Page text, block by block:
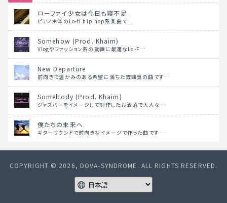
ローファイ少女は今日も寝不足
ピアノ主体のLo-fi hip hop系楽曲で…
Somehow (Prod. Khaim)
Vlogやファッション系の動画に最適なLo-F…
New Departure
前向きで温かみのある希望に満ちた雰囲気の曲です…
Somebody (Prod. Khaim)
ジャズバーをイメージして制作したお洒落で大人な…
僕たちの未来へ
ギターサウンドで前向きなイメージで作った曲です…
COPYRIGHT © 2026, DOVA-SYNDROME. ALL RIGHTS RESERVED.